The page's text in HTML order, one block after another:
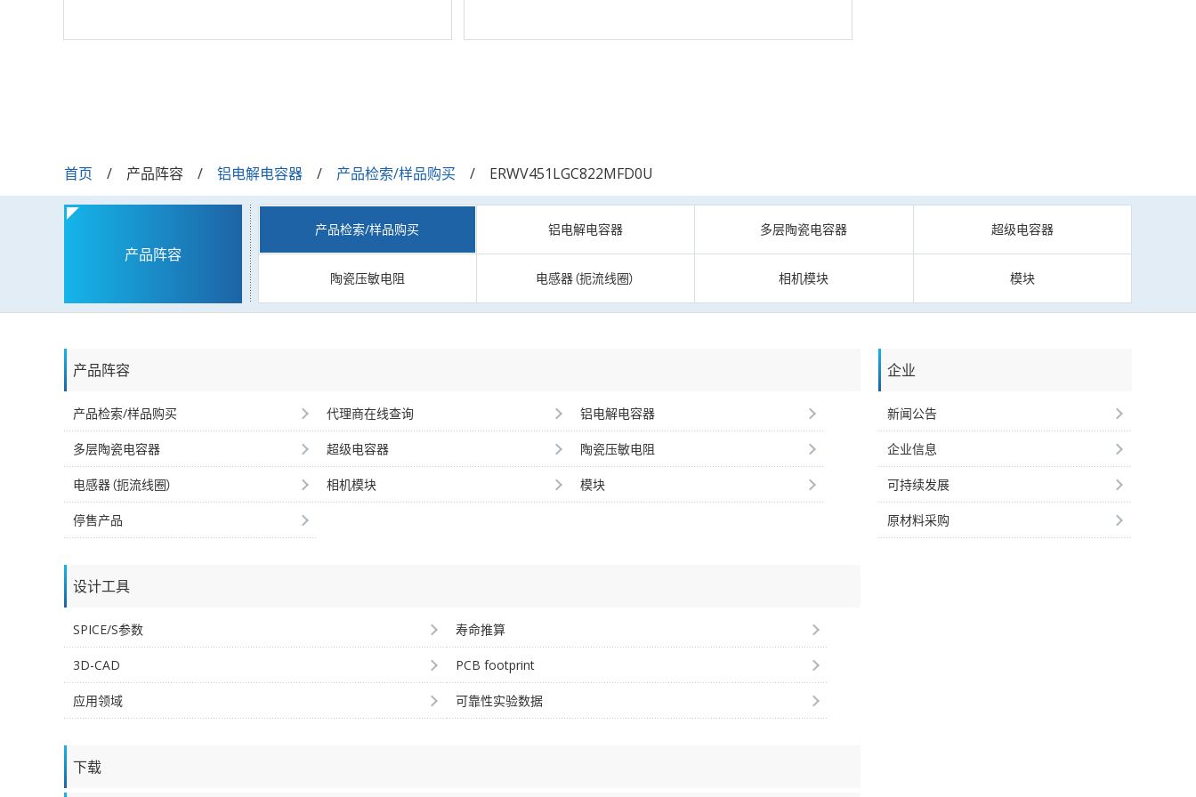
首页 产品阵容 铝电解电容器 产品检索/样品购买 ERWV451LGC822MFD0U
产品阵容
产品检索/样品购买 铝电解电容器 多层陶瓷电容器 超级电容器
陶瓷压敏电阻 电感器（扼流线圈） 相机模块 模块
产品阵容
产品检索/样品购买 代理商在线查询 铝电解电容器
多层陶瓷电容器 超级电容器 陶瓷压敏电阻
电感器（扼流线圈） 相机模块 模块
停售产品
设计工具
SPICE/S参数 寿命推算
3D-CAD PCB footprint
应用领域 可靠性实验数据
下载
企业
新闻公告
企业信息
可持续发展
原材料采购